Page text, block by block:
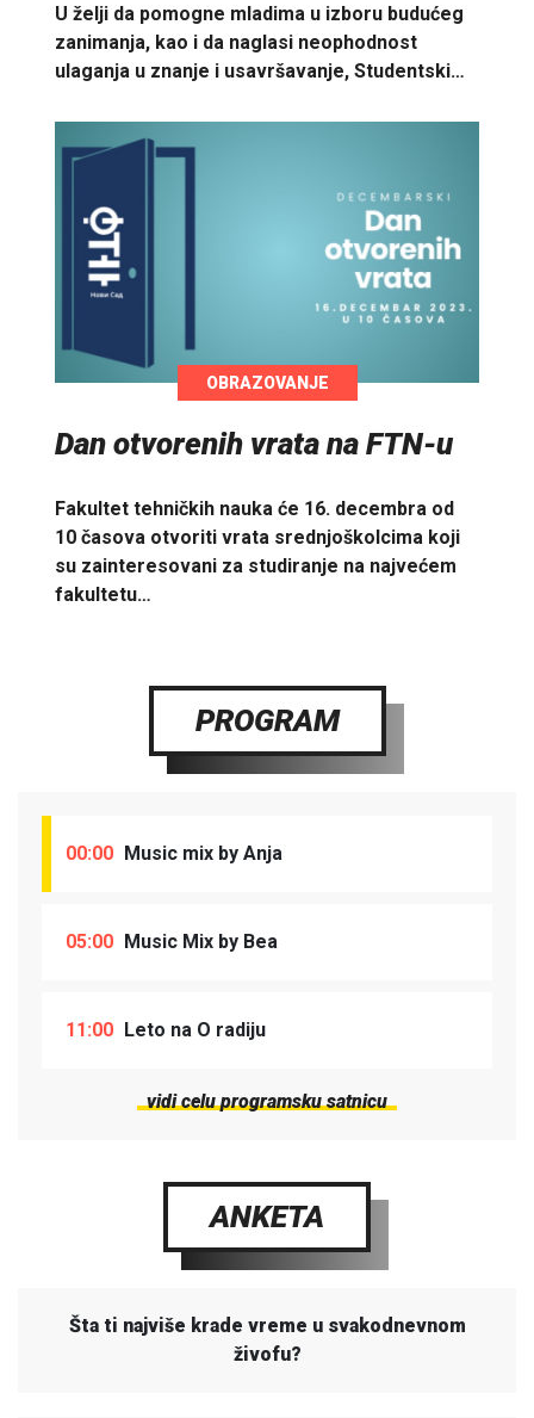
U želji da pomogne mladima u izboru budućeg
zanimanja, kao i da naglasi neophodnost
ulaganja u znanje i usavršavanje, Studentski…
OBRAZOVANJE
Dan otvorenih vrata na FTN-u
Fakultet tehničkih nauka će 16. decembra od
10 časova otvoriti vrata srednjoškolcima koji
su zainteresovani za studiranje na najvećem
fakultetu…
PROGRAM
00:00 Music mix by Anja
05:00 Music Mix by Bea
11:00 Leto na O radiju
vidi celu programsku satnicu
ANKETA
Šta ti najviše krade vreme u svakodnevnom
živofu?